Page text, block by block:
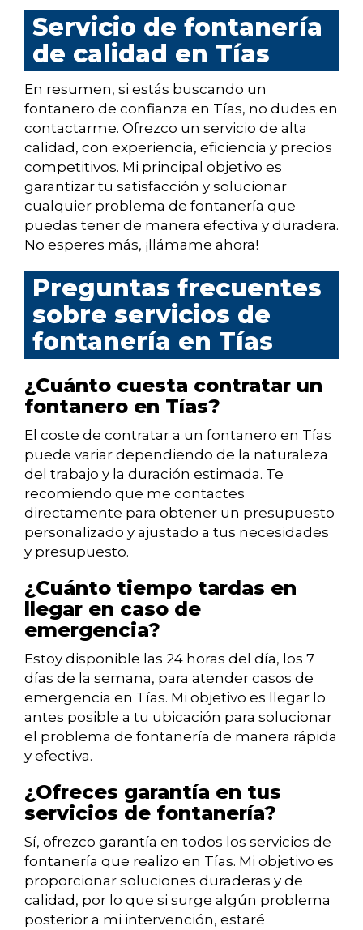
Servicio de fontanería
de calidad en Tías
En resumen, si estás buscando un
fontanero de confianza en Tías, no dudes en
contactarme. Ofrezco un servicio de alta
calidad, con experiencia, eficiencia y precios
competitivos. Mi principal objetivo es
garantizar tu satisfacción y solucionar
cualquier problema de fontanería que
puedas tener de manera efectiva y duradera.
No esperes más, ¡llámame ahora!
Preguntas frecuentes
sobre servicios de
fontanería en Tías
¿Cuánto cuesta contratar un
fontanero en Tías?
El coste de contratar a un fontanero en Tías
puede variar dependiendo de la naturaleza
del trabajo y la duración estimada. Te
recomiendo que me contactes
directamente para obtener un presupuesto
personalizado y ajustado a tus necesidades
y presupuesto.
¿Cuánto tiempo tardas en
llegar en caso de
emergencia?
Estoy disponible las 24 horas del día, los 7
días de la semana, para atender casos de
emergencia en Tías. Mi objetivo es llegar lo
antes posible a tu ubicación para solucionar
el problema de fontanería de manera rápida
y efectiva.
¿Ofreces garantía en tus
servicios de fontanería?
Sí, ofrezco garantía en todos los servicios de
fontanería que realizo en Tías. Mi objetivo es
proporcionar soluciones duraderas y de
calidad, por lo que si surge algún problema
posterior a mi intervención, estaré